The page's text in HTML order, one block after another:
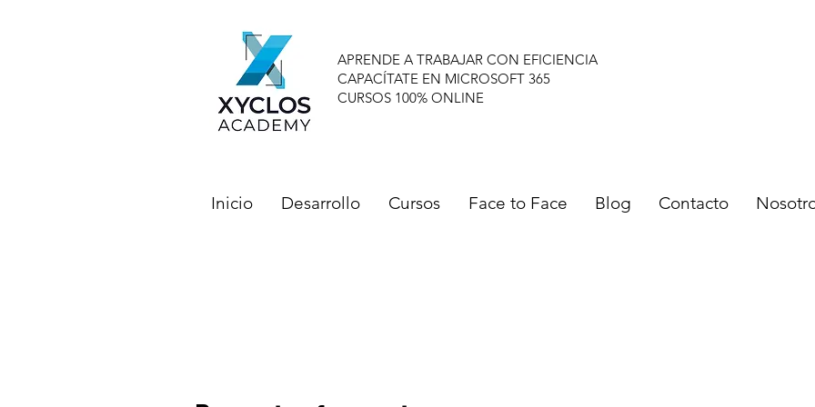
APRENDE A TRABAJAR CON EFICIENCIA
CAPACÍTATE EN MICROSOFT 365
CURSOS 100% ONLINE
Inicio Desarrollo Cursos Face to Face Blog Contacto